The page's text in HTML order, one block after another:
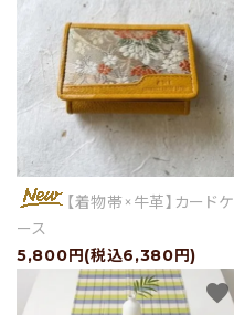
【着物帯×牛革】カードケ
ース
5,800円(税込6,380円)
favorite